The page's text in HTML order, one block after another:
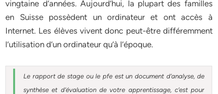
vingtaine d’années. Aujourd’hui, la plupart des familles
en Suisse possèdent un ordinateur et ont accès à
Internet. Les élèves vivent donc peut-être différemment
l’utilisation d’un ordinateur qu’à l’époque.
Le rapport de stage ou le pfe est un document d’analyse, de
synthèse et d’évaluation de votre apprentissage, c’est pour